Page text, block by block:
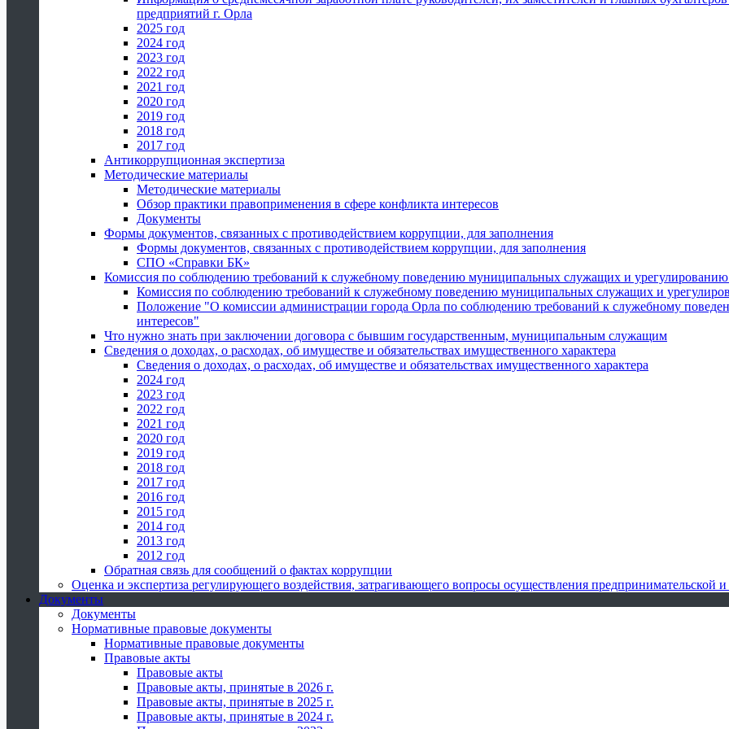
предприятий г. Орла
2025 год
2024 год
2023 год
2022 год
2021 год
2020 год
2019 год
2018 год
2017 год
Антикоррупционная экспертиза
Методические материалы
Методические материалы
Обзор практики правоприменения в сфере конфликта интересов
Документы
Формы документов, связанных с противодействием коррупции, для заполнения
Формы документов, связанных с противодействием коррупции, для заполнения
СПО «Справки БК»
Комиссия по соблюдению требований к служебному поведению муниципальных служащих и урегулированию
Комиссия по соблюдению требований к служебному поведению муниципальных служащих и
Положение "О комиссии администрации города Орла по соблюдению требований к служебному
интересов"
Что нужно знать при заключении договора с бывшим государственным, муниципальным служащим
Сведения о доходах, о расходах, об имуществе и обязательствах имущественного характера
Сведения о доходах, о расходах, об имуществе и обязательствах имущественного характера
2024 год
2023 год
2022 год
2021 год
2020 год
2019 год
2018 год
2017 год
2016 год
2015 год
2014 год
2013 год
2012 год
Обратная связь для сообщений о фактах коррупции
Оценка и экспертиза регулирующего воздействия, затрагивающего вопросы осуществления предпринимательской
Документы
Документы
Нормативные правовые документы
Нормативные правовые документы
Правовые акты
Правовые акты
Правовые акты, принятые в 2026 г.
Правовые акты, принятые в 2025 г.
Правовые акты, принятые в 2024 г.